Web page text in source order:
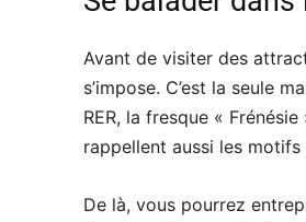
Avant de visiter des
s’impose. C’est la seule
RER, la fresque «
rappellent aussi les motifs
De là, vous pourrez